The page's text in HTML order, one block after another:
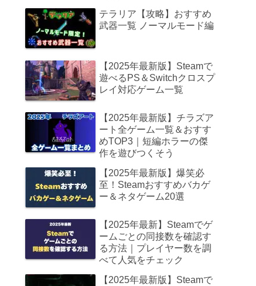
テラリア【攻略】おすすめ
武器一覧 ノーマルモード編
【2025年最新版】Steamで
遊べるPS＆Switchクロスプ
レイ対応ゲーム一覧
【2025年最新版】チラズア
ート全ゲーム一覧＆おすす
めTOP3｜短編ホラーの傑
作を遊びつくそう
【2025年最新版】爆笑必
至！Steamおすすめバカゲ
ー＆ネタゲーム20選
【2025年最新】Steamでゲ
ームごとの同接数を確認す
る方法｜プレイヤー数を調
べて人気をチェック
【2025年最新版】Steamで